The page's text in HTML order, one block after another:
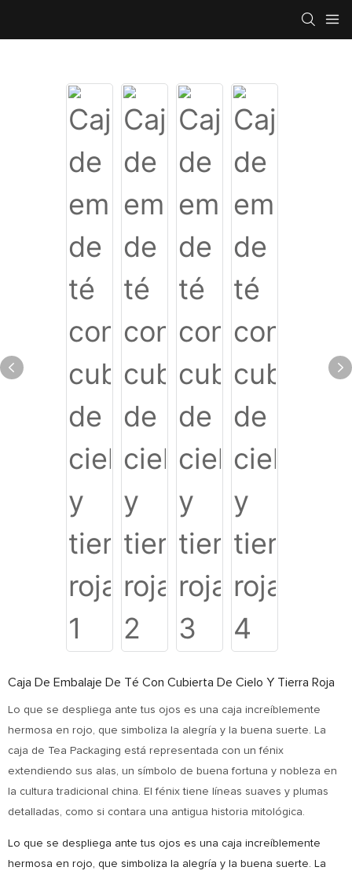
Caja De Embalaje De Té Con Cubierta De Cielo Y Tierra Roja
Lo que se despliega ante tus ojos es una caja increíblemente
hermosa en rojo, que simboliza la alegría y la buena suerte. La
caja de Tea Packaging está representada con un fénix
extendiendo sus alas, un símbolo de buena fortuna y nobleza en
la cultura tradicional china. El fénix tiene líneas suaves y plumas
detalladas, como si contara una antigua historia mitológica.
Lo que se despliega ante tus ojos es una caja increíblemente
hermosa en rojo, que simboliza la alegría y la buena suerte. La